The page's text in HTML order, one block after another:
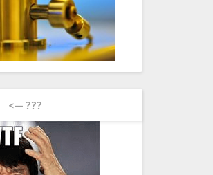
<— ???